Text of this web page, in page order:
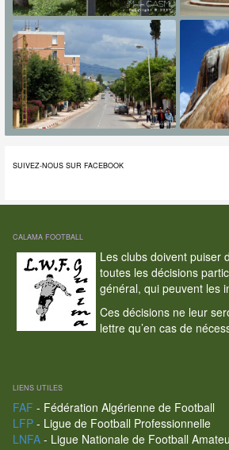
SUIVEZ-NOUS SUR FACEBOOK
CALAMA FOOTBALL
Les clubs doivent puiser
toutes les décisions
général, qui peuvent les
Ces décisions ne leur
lettre qu’en cas de
LIENS UTILES
FAF - Fédération Algérienne de Football
LFP- Ligue de Football Professionnelle
LNFA- Ligue Nationale de Football